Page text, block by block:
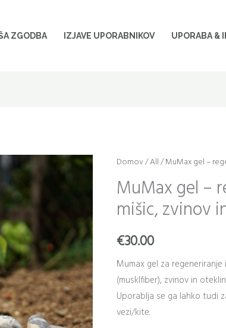
ZGODBA IZJAVE UPORABNIKOV UPORABA &
Domov/All/ MuMax gel –
MuMax gel –
mišic, zvinov
€30.00
Mumax gel za
(musklfiber), zvinov in oteklin.
Uporablja se ga lahko tudi
vezi/kite.
MuMax
gel
-
regenerator
mišic,
zvinov
in
oteklin
količina